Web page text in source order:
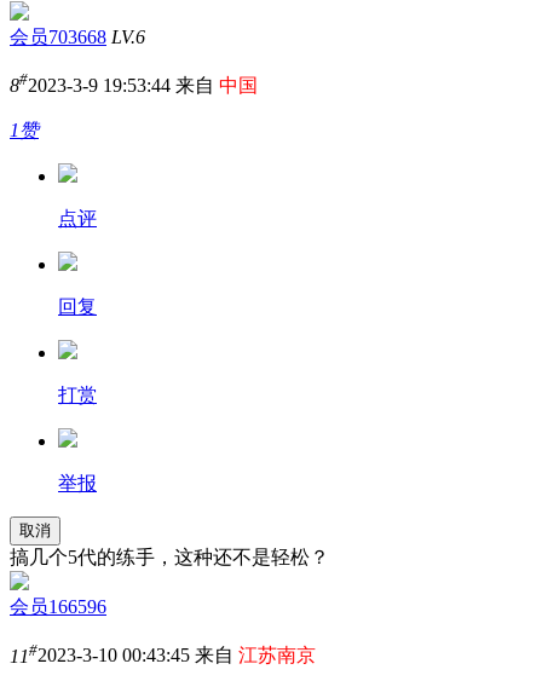
会员703668 LV.6
8#2023-3-9 19:53:44 来自 中国
1赞
点评
回复
打赏
举报
取消
搞几个5代的练手，这种还不是轻松？
会员166596
11#2023-3-10 00:43:45 来自 江苏南京